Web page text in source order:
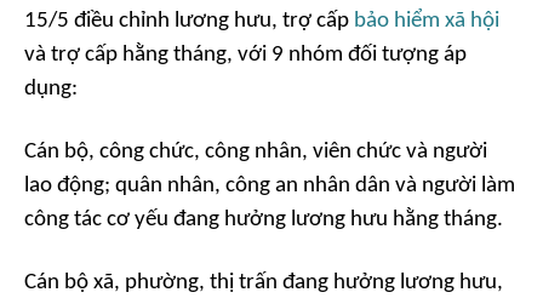
15/5 điều chỉnh lương hưu, trợ cấp bảo hiểm xã hội
và trợ cấp hằng tháng, với 9 nhóm đối tượng áp
dụng:
Cán bộ, công chức, công nhân, viên chức và người
lao động; quân nhân, công an nhân dân và người làm
công tác cơ yếu đang hưởng lương hưu hằng tháng.
Cán bộ xã, phường, thị trấn đang hưởng lương hưu,